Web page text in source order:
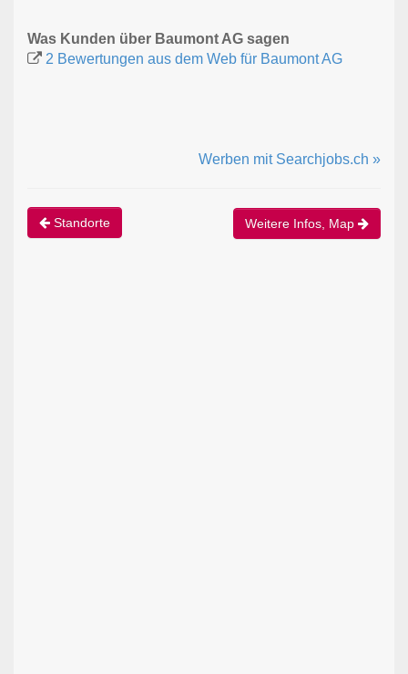
Was Kunden über Baumont AG sagen
2 Bewertungen aus dem Web für Baumont AG
Werben mit Searchjobs.ch »
Standorte Weitere Infos, Map